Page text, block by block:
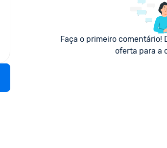
Faça o primeiro comentário!
oferta para a